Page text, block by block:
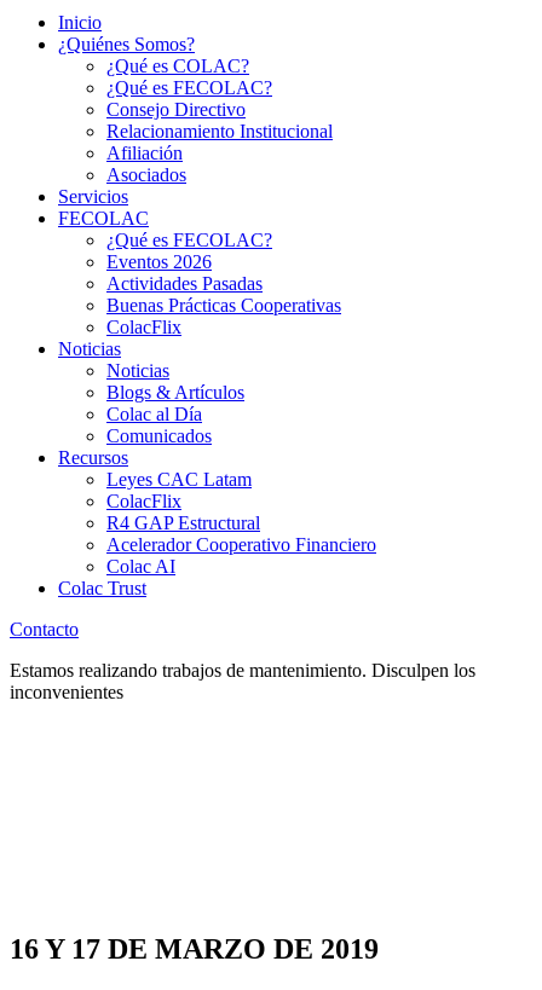
Inicio
¿Quiénes Somos?
¿Qué es COLAC?
¿Qué es FECOLAC?
Consejo Directivo
Relacionamiento Institucional
Afiliación
Asociados
Servicios
FECOLAC
¿Qué es FECOLAC?
Eventos 2026
Actividades Pasadas
Buenas Prácticas Cooperativas
ColacFlix
Noticias
Noticias
Blogs & Artículos
Colac al Día
Comunicados
Recursos
Leyes CAC Latam
ColacFlix
R4 GAP Estructural
Acelerador Cooperativo Financiero
Colac AI
Colac Trust
Contacto
Estamos realizando trabajos de mantenimiento. Disculpen los
inconvenientes
16 Y 17 DE MARZO DE 2019